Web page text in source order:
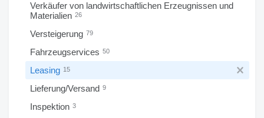
Verkäufer von landwirtschaftlichen Erzeugnissen und
Materialien 26
Versteigerung 79
Fahrzeugservices 50
Leasing 15
Lieferung/Versand 9
Inspektion 3